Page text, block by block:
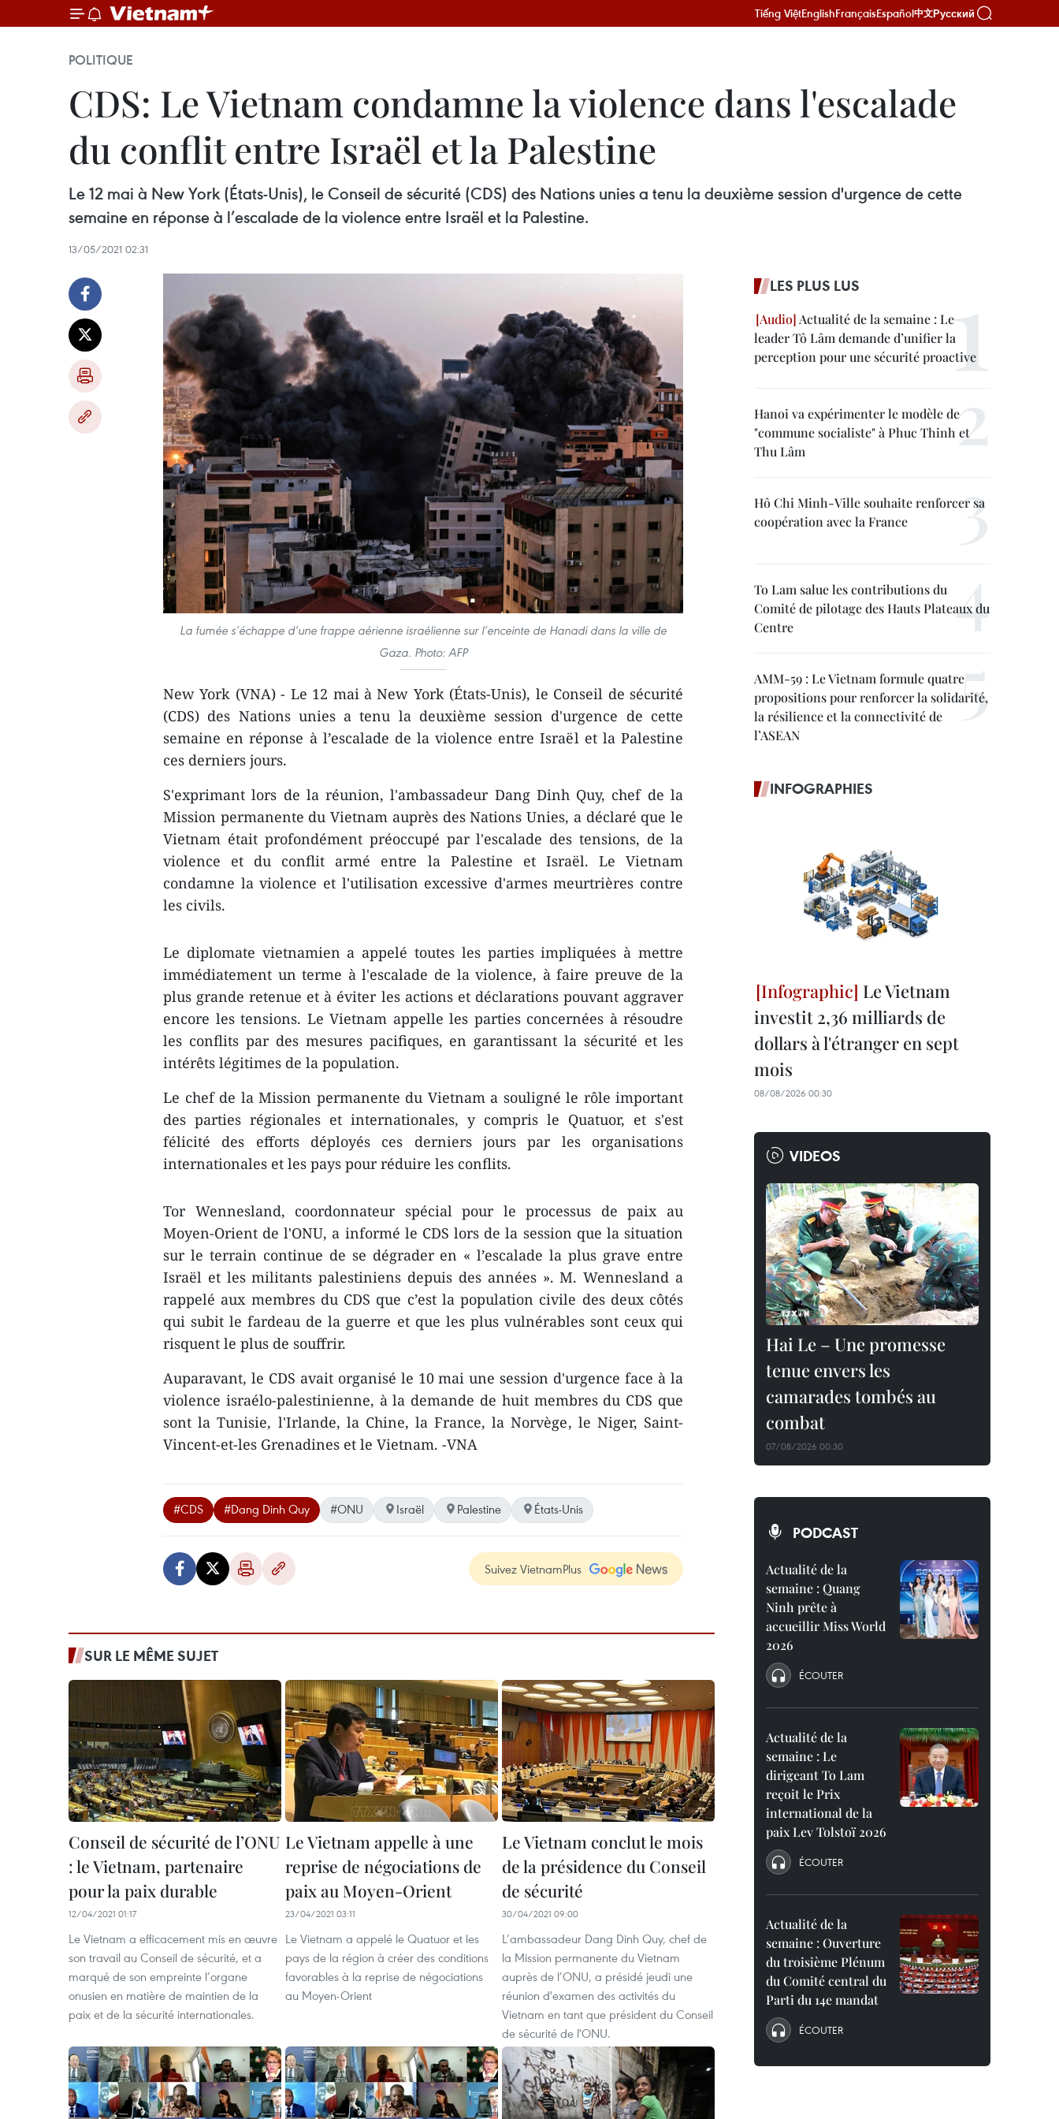
Tiếng ViệtEnglishFrançaisEspañol中文Русский
POLITIQUE
CDS: Le Vietnam condamne la violence dans l'escalade
du conflit entre Israël et la Palestine
Le 12 mai à New York (États-Unis), le Conseil de sécurité (CDS) des Nations unies a tenu la deuxième session d'urgence de cette
semaine en réponse à l’escalade de la violence entre Israël et la Palestine.
13/05/2021 02:31
La fumée s’échappe d’une frappe aérienne israélienne sur l’enceinte de Hanadi dans la ville de
Gaza. Photo: AFP
New York (VNA) - Le 12 mai à New York (États-Unis), le Conseil de sécurité
(CDS) des Nations unies a tenu la deuxième session d'urgence de cette
semaine en réponse à l’escalade de la violence entre Israël et la Palestine
ces derniers jours.
S'exprimant lors de la réunion, l'ambassadeur Dang Dinh Quy, chef de la
Mission permanente du Vietnam auprès des Nations Unies, a déclaré que le
Vietnam était profondément préoccupé par l'escalade des tensions, de la
violence et du conflit armé entre la Palestine et Israël. Le Vietnam
condamne la violence et l'utilisation excessive d'armes meurtrières contre
les civils.
Le diplomate vietnamien a appelé toutes les parties impliquées à mettre
immédiatement un terme à l'escalade de la violence, à faire preuve de la
plus grande retenue et à éviter les actions et déclarations pouvant aggraver
encore les tensions. Le Vietnam appelle les parties concernées à résoudre
les conflits par des mesures pacifiques, en garantissant la sécurité et les
intérêts légitimes de la population.
Le chef de la Mission permanente du Vietnam a souligné le rôle important
des parties régionales et internationales, y compris le Quatuor, et s'est
félicité des efforts déployés ces derniers jours par les organisations
internationales et les pays pour réduire les conflits.
Tor Wennesland, coordonnateur spécial pour le processus de paix au
Moyen-Orient de l'ONU, a informé le CDS lors de la session que la situation
sur le terrain continue de se dégrader en « l’escalade la plus grave entre
Israël et les militants palestiniens depuis des années ». M. Wennesland a
rappelé aux membres du CDS que c’est la population civile des deux côtés
qui subit le fardeau de la guerre et que les plus vulnérables sont ceux qui
risquent le plus de souffrir.
Auparavant, le CDS avait organisé le 10 mai une session d'urgence face à la
violence israélo-palestinienne, à la demande de huit membres du CDS que
sont la Tunisie, l'Irlande, la Chine, la France, la Norvège, le Niger, Saint-
Vincent-et-les Grenadines et le Vietnam. -VNA
#CDS #Dang Dinh Quy #ONU Israël Palestine États-Unis
Suivez VietnamPlus
SUR LE MÊME SUJET
Conseil de sécurité de l’ONU
: le Vietnam, partenaire
pour la paix durable
12/04/2021 01:17
Le Vietnam a efficacement mis en œuvre
son travail au Conseil de sécurité, et a
marqué de son empreinte l’organe
onusien en matière de maintien de la
paix et de la sécurité internationales.
Le Vietnam appelle à une
reprise de négociations de
paix au Moyen-Orient
23/04/2021 03:11
Le Vietnam a appelé le Quatuor et les
pays de la région à créer des conditions
favorables à la reprise de négociations
au Moyen-Orient
Le Vietnam conclut le mois
de la présidence du Conseil
de sécurité
30/04/2021 09:00
L’ambassadeur Dang Dinh Quy, chef de
la Mission permanente du Vietnam
auprès de l’ONU, a présidé jeudi une
réunion d'examen des activités du
Vietnam en tant que président du Conseil
de sécurité de l'ONU.
LES PLUS LUS
Actualité de la semaine : Le
leader Tô Lâm demande d’unifier la
perception pour une sécurité proactive
Hanoi va expérimenter le modèle de
"commune socialiste" à Phuc Thinh et
Thu Lâm
Hô Chi Minh-Ville souhaite renforcer sa
coopération avec la France
To Lam salue les contributions du
Comité de pilotage des Hauts Plateaux du
Centre
AMM-59 : Le Vietnam formule quatre
propositions pour renforcer la solidarité,
la résilience et la connectivité de
l’ASEAN
INFOGRAPHIES
Le Vietnam
investit 2,36 milliards de
dollars à l'étranger en sept
mois
08/08/2026 00:30
VIDEOS
Hai Le – Une promesse
tenue envers les
camarades tombés au
combat
07/08/2026 00:30
PODCAST
Actualité de la
semaine : Quang
Ninh prête à
accueillir Miss World
2026
ÉCOUTER
Actualité de la
semaine : Le
dirigeant To Lam
reçoit le Prix
international de la
paix Lev Tolstoï 2026
ÉCOUTER
Actualité de la
semaine : Ouverture
du troisième Plénum
du Comité central du
Parti du 14e mandat
ÉCOUTER